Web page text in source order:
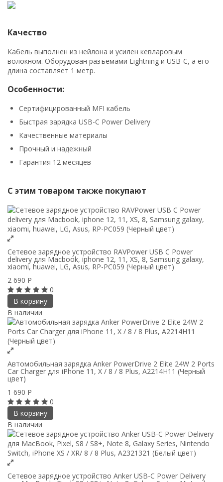
Качество
Кабель выполнен из нейлона и усилен кевларовым
волокном. Оборудован разъемами Lightning и USB-С, а его
длина составляет 1 метр.
Особенности:
Сертифицированный MFI кабель
Быстрая зарядка USB-C Power Delivery
Качественные материалы
Прочный и надежный
Гарантия 12 месяцев
С этим товаром также покупают
Сетевое зарядное устройство RAVPower USB C Power
delivery для Macbook, iphone 12, 11, XS, 8, Samsung galaxy,
xiaomi, huawei, LG, Asus, RP-PC059 (Черный цвет)
2 690 Р
0
В корзину
В наличии
Автомобильная зарядка Anker PowerDrive 2 Elite 24W 2 Ports
Car Charger для iPhone 11, X / 8 / 8 Plus, A2214H11 (Черный
цвет)
1 690 Р
0
В корзину
В наличии
Сетевое зарядное устройство Anker USB-C Power Delivery